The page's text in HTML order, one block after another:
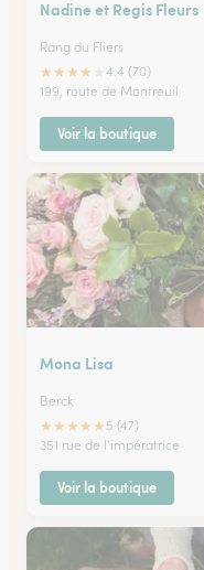
Nadine et Regis Fleurs
Rang du Fliers
★★★★
4.4 (70)
199, route de Montreuil
Voir la boutique
Mona Lisa
Berck
★★★★★ 5 (47)
351 rue de l'impératrice
Voir la boutique